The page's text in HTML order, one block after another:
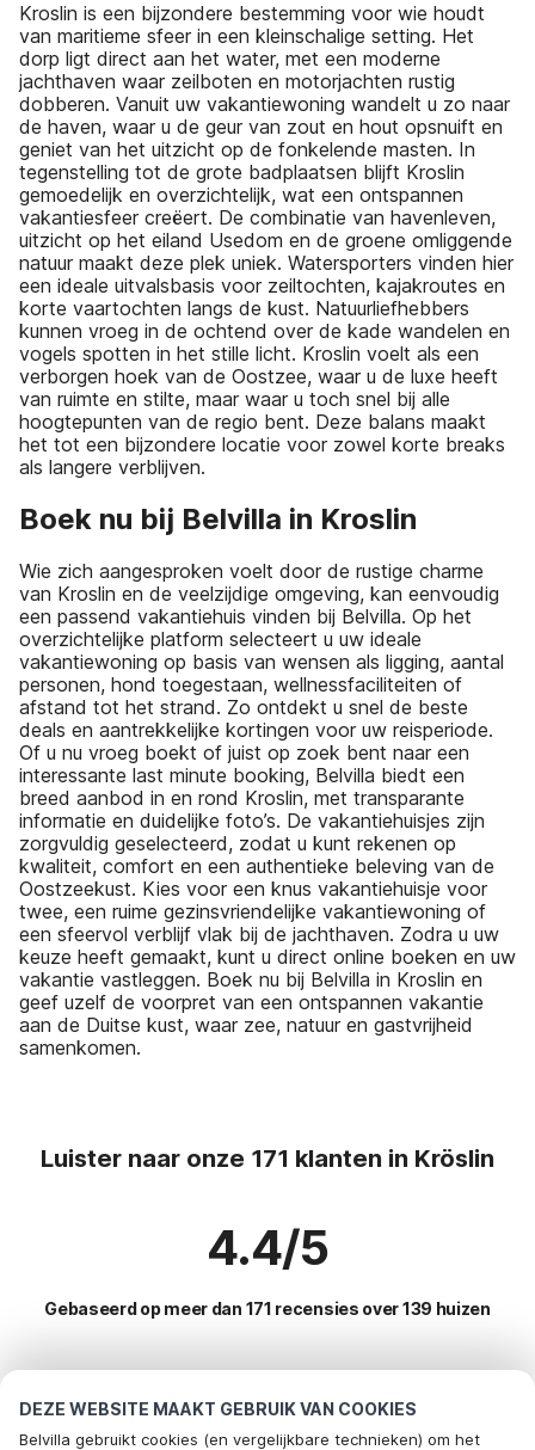
DEZE WEBSITE MAAKT GEBRUIK VAN COOKIES
Belvilla gebruikt cookies (en vergelijkbare technieken) om het
Kroslin is een bijzondere bestemming voor wie houdt
van maritieme sfeer in een kleinschalige setting. Het
dorp ligt direct aan het water, met een moderne
jachthaven waar zeilboten en motorjachten rustig
dobberen. Vanuit uw vakantiewoning wandelt u zo naar
de haven, waar u de geur van zout en hout opsnuift en
geniet van het uitzicht op de fonkelende masten. In
tegenstelling tot de grote badplaatsen blijft Kroslin
gemoedelijk en overzichtelijk, wat een ontspannen
vakantiesfeer creëert. De combinatie van havenleven,
uitzicht op het eiland Usedom en de groene omliggende
natuur maakt deze plek uniek. Watersporters vinden hier
een ideale uitvalsbasis voor zeiltochten, kajakroutes en
korte vaartochten langs de kust. Natuurliefhebbers
kunnen vroeg in de ochtend over de kade wandelen en
vogels spotten in het stille licht. Kroslin voelt als een
verborgen hoek van de Oostzee, waar u de luxe heeft
van ruimte en stilte, maar waar u toch snel bij alle
hoogtepunten van de regio bent. Deze balans maakt
het tot een bijzondere locatie voor zowel korte breaks
als langere verblijven.
Boek nu bij Belvilla in Kroslin
Wie zich aangesproken voelt door de rustige charme
van Kroslin en de veelzijdige omgeving, kan eenvoudig
een passend vakantiehuis vinden bij Belvilla. Op het
overzichtelijke platform selecteert u uw ideale
vakantiewoning op basis van wensen als ligging, aantal
personen, hond toegestaan, wellnessfaciliteiten of
afstand tot het strand. Zo ontdekt u snel de beste
deals en aantrekkelijke kortingen voor uw reisperiode.
Of u nu vroeg boekt of juist op zoek bent naar een
interessante last minute booking, Belvilla biedt een
breed aanbod in en rond Kroslin, met transparante
informatie en duidelijke foto’s. De vakantiehuisjes zijn
zorgvuldig geselecteerd, zodat u kunt rekenen op
kwaliteit, comfort en een authentieke beleving van de
Oostzeekust. Kies voor een knus vakantiehuisje voor
twee, een ruime gezinsvriendelijke vakantiewoning of
een sfeervol verblijf vlak bij de jachthaven. Zodra u uw
keuze heeft gemaakt, kunt u direct online boeken en uw
vakantie vastleggen. Boek nu bij Belvilla in Kroslin en
geef uzelf de voorpret van een ontspannen vakantie
aan de Duitse kust, waar zee, natuur en gastvrijheid
samenkomen.
Luister naar onze 171 klanten in Kröslin
4.4/5
Gebaseerd op meer dan 171 recensies over 139 huizen
Meest populaire bestemmingen voor
vakantie